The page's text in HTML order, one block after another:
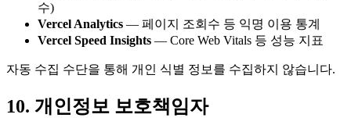
수)
Vercel Analytics — 페이지 조회수 등 익명 이용 통계
Vercel Speed Insights — Core Web Vitals 등 성능 지표
자동 수집 수단을 통해 개인 식별 정보를 수집하지 않습니다.
10. 개인정보 보호책임자